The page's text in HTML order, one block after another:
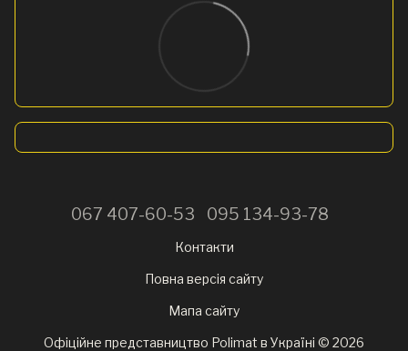
067 407-60-53 095 134-93-78
Контакти
Повна версія сайту
Мапа сайту
Офіційне представництво Polimat в Україні © 2026